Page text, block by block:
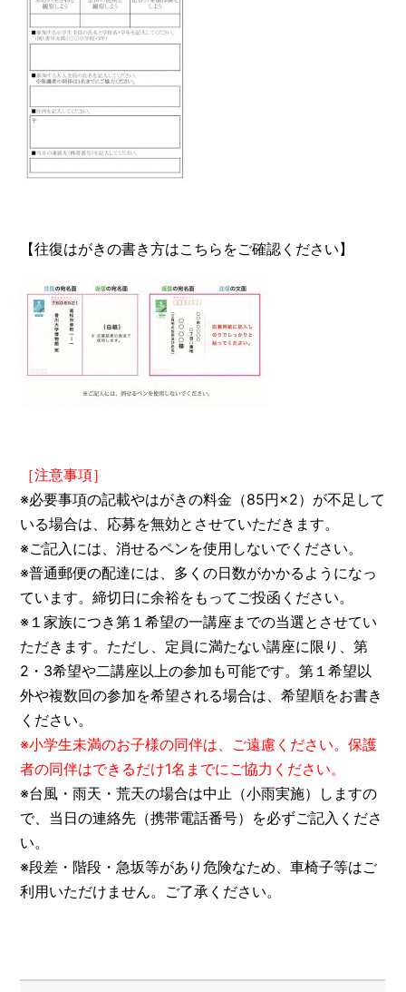
【往復はがきの書き方はこちらをご確認ください】
［注意事項］
※必要事項の記載やはがきの料金（85円×2）が不足して
いる場合は、応募を無効とさせていただきます。
※ご記入には、消せるペンを使用しないでください。
※普通郵便の配達には、多くの日数がかかるようになっ
ています。締切日に余裕をもってご投函ください。
※１家族につき第１希望の一講座までの当選とさせてい
ただきます。ただし、定員に満たない講座に限り、第
2・3希望や二講座以上の参加も可能です。第１希望以
外や複数回の参加を希望される場合は、希望順をお書き
ください。
※小学生未満のお子様の同伴は、ご遠慮ください。保護
者の同伴はできるだけ1名までにご協力ください。
※台風・雨天・荒天の場合は中止（小雨実施）しますの
で、当日の連絡先（携帯電話番号）を必ずご記入くださ
い。
※段差・階段・急坂等があり危険なため、車椅子等はご
利用いただけません。ご了承ください。